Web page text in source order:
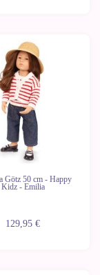
Götz 50 cm - Happy
Kidz - Emilia
129,95 €